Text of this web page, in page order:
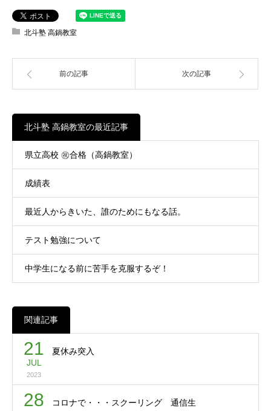
北斗塾 高鍋教室
前の記事 次の記事
北斗塾 高鍋教室の最近記事
県立高校 ㊗合格（高鍋教室）
成績表
最近人からきいた、誰のためにもなる話。
テスト勉強について
中学生になる前に苦手を克服するぞ！
関連記事
21
JUL
2023
夏休み突入
28 コロナで・・・スクーリング 通信生